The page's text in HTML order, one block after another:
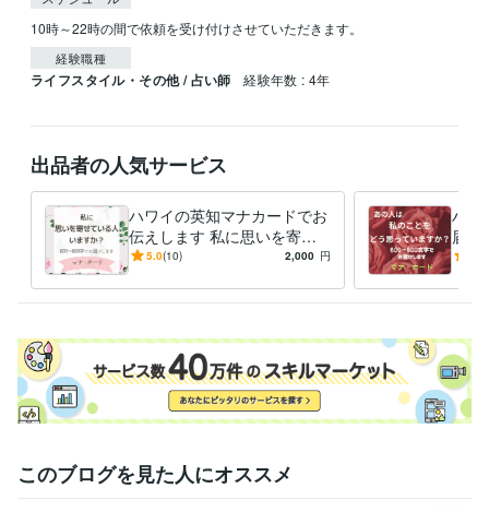
10時～22時の間で依頼を受け付けさせていただきます。
経験職種
ライフスタイル・その他 / 占い師 経験年数 : 4年
出品者の人気サービス
ハワイの英知マナカードでお
伝えします 私に思いを寄せ
ている人はいますか？
5.0(10) 2,000 円
ハワ
届け
とを
このブログを見た人にオススメ